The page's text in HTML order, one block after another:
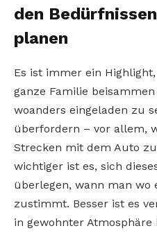
den
planen
Es ist immer ein
ganze Familie
woanders eingeladen zu
überfordern – vor allem,
Strecken mit dem Auto
wichtiger ist es, sich
überlegen, wann man wo
zustimmt. Besser ist es
in gewohnter